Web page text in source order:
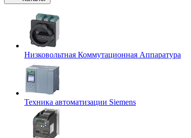
Низковольтная Коммутационная Аппаратура
Техника автоматизации Siemens